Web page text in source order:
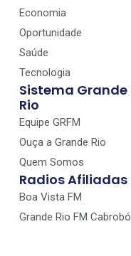
Economia
Oportunidade
Saúde
Tecnologia
Sistema Grande
Rio
Equipe GRFM
Ouça a Grande Rio
Quem Somos
Radios Afiliadas
Boa Vista FM
Grande Rio FM Cabrobó